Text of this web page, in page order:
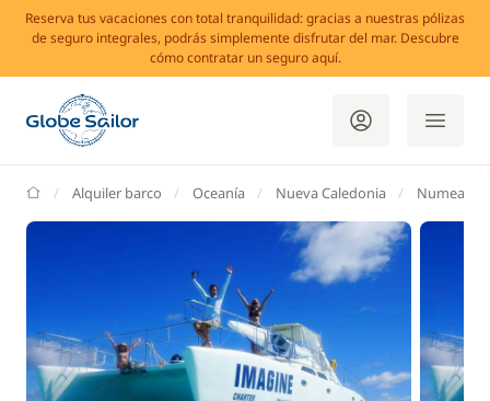
Reserva tus vacaciones con total tranquilidad: gracias a nuestras pólizas
de seguro integrales, podrás simplemente disfrutar del mar. Descubre
cómo contratar un seguro aquí.
GlobeSailor
Alquiler barco Oceanía Nueva Caledonia Numea